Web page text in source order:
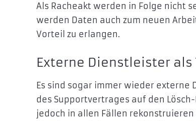
Als Racheakt werden in Folge nicht
werden Daten auch zum neuen
Vorteil zu erlangen.
Externe Dienstleister als
Es sind sogar immer wieder externe
des Supportvertrages auf den
jedoch in allen Fällen